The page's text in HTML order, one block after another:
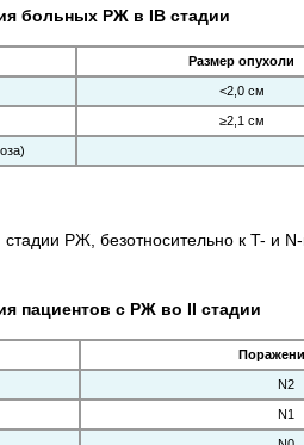
больных РЖ в IВ стадии
Размер опухоли
<2,0 см
≥2,1 см
стадии РЖ, безотносительно к T-
пациентов с РЖ во II стадии
N2
N1